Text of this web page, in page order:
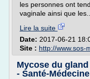
les personnes ont
vaginale ainsi que les...
Lire la suite
Date: 2017-06-21
Site : http://www.sos-
Mycose du
- Santé-Médecine